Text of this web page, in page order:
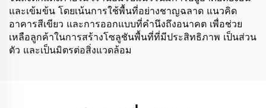
และเข้มข้น โดยเน้นการใช้พื้นที่อย่างชาญฉลาด แนวคิด
อาคารสีเขียว และการออกแบบที่คำนึงถึงอนาคต เพื่อช่วย
เหลือลูกค้าในการสร้างโซลูชันพื้นที่ที่มีประสิทธิภาพ เป็นส่วน
ตัว และเป็นมิตรต่อสิ่งแวดล้อม